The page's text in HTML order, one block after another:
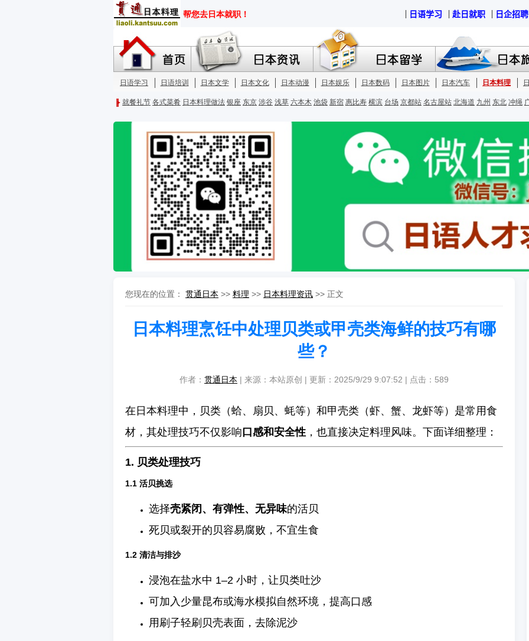
您现在的位置： 贯通日本 >> 料理 >> 日本料理资讯 >> 正文
日本料理烹饪中处理贝类或甲壳类海鲜的技巧有哪
些？
作者： 贯通日本 | 来源：本站原创 | 更新：2025/9/29 9:07:52 | 点击： 589
在日本料理中，贝类（蛤、扇贝、蚝等）和甲壳类（虾、蟹、龙虾等）是常用食
材，其处理技巧不仅影响 口感和安全性 ，也直接决定料理风味。下面详细整理：
1. 贝类处理技巧
1.1 活贝挑选
选择壳紧闭、有弹性、无异味的活贝
死贝或裂开的贝容易腐败，不宜生食
1.2 清洁与排沙
浸泡在盐水中 1–2 小时，让贝类吐沙
可加入少量昆布或海水模拟自然环境，提高口感
用刷子轻刷贝壳表面，去除泥沙